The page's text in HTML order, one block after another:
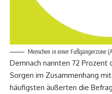
Menschen in einer Fußgängerzone
Demnach nannten 72
Sorgen im Zusammenhang
häufigsten äußerten die